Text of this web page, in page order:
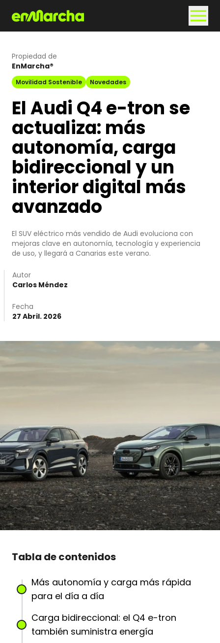
Propiedad de
EnMarcha®
Movilidad Sostenible Novedades
El Audi Q4 e-tron se
actualiza: más
autonomía, carga
bidireccional y un
interior digital más
avanzado
El SUV eléctrico más vendido de Audi evoluciona con
mejoras clave en autonomía, tecnología y experiencia
de uso, y llegará a Canarias este verano.
Autor
Carlos Méndez
Fecha
27 Abril. 2026
Tabla de contenidos
Más autonomía y carga más rápida
para el día a día
Carga bidireccional: el Q4 e-tron
también suministra energía